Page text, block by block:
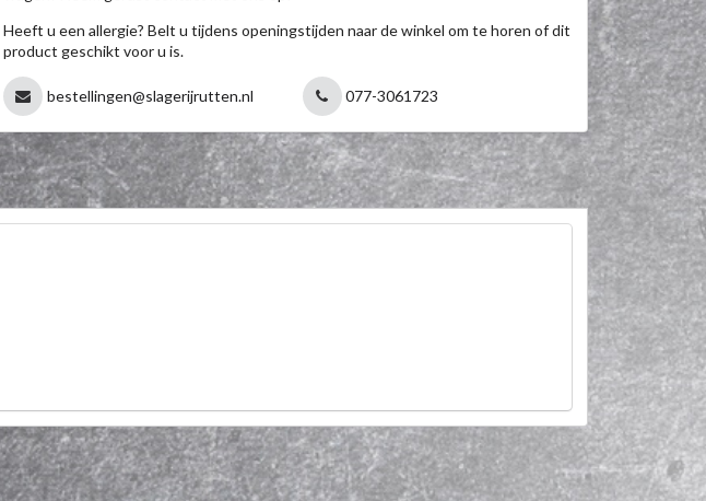
Heeft u een allergie? Belt u tijdens openingstijden naar de winkel om te horen of dit
product geschikt voor u is.
bestellingen@slagerijrutten.nl 077-3061723